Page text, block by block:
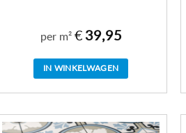
per m² € 39,95
IN WINKELWAGEN